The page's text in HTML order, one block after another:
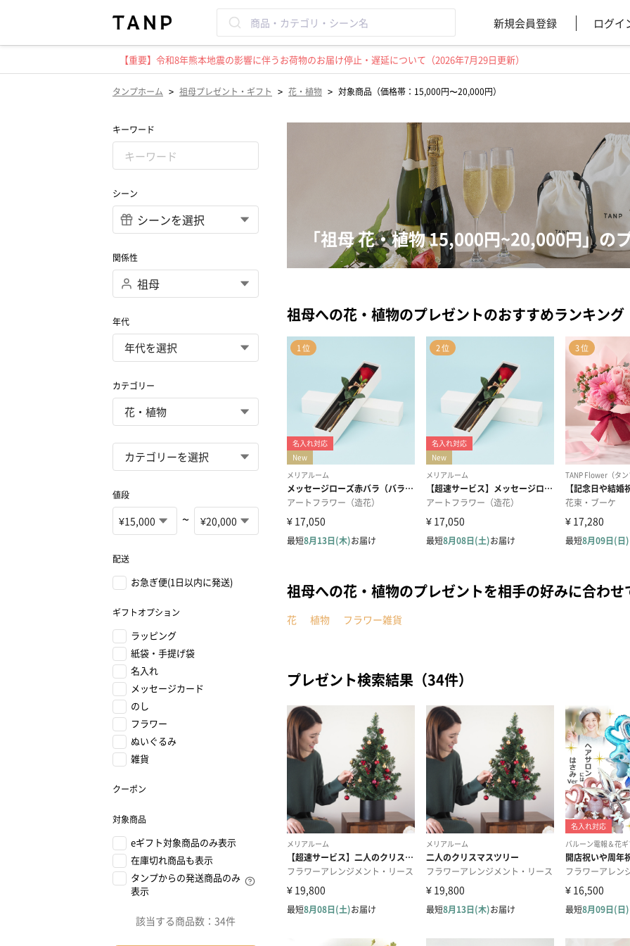
新規会員登録 ログイ
【重要】令和8年熊本地震の影響に伴うお荷物のお届け停止・遅延について（2026年7月29日更新）
タンプホーム > 祖母プレゼント・ギフト > 花・植物 > 対象商品（価格帯：15,000円〜20,000円）
キーワード
シーン
関係性
年代
カテゴリー
値段
~
配送
お急ぎ便(1日以内に発送)
ギフトオプション
ラッピング
紙袋・手提げ袋
名入れ
メッセージカード
のし
フラワー
ぬいぐるみ
雑貨
クーポン
対象商品
eギフト対象商品のみ表示
在庫切れ商品も表示
タンプからの発送商品のみ
表示
該当する商品数： 34件
「祖母 花・植物 15,000円~20,000円」の
祖母への花・植物のプレゼントのおすすめランキング
祖母への花・植物のプレゼントを相手の好みに合わせ
花 植物 フラワー雑貨
プレゼント検索結果（34件）